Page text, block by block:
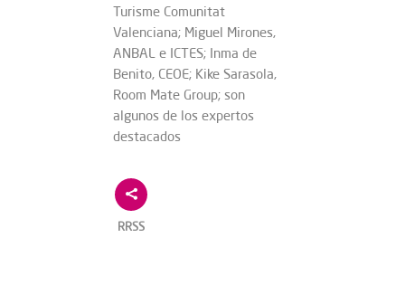
Turisme Comunitat
Valenciana; Miguel Mirones,
ANBAL e ICTES; Inma de
Benito, CEOE; Kike Sarasola,
Room Mate Group; son
algunos de los expertos
destacados
RRSS